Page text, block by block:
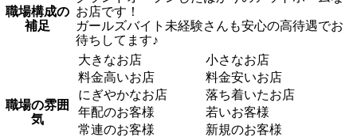
職場構成の
補足
お店です！
ガールズバイト未経験さんも安心の高待遇でお
待ちしてます♪
職場の雰囲
気
大きなお店
小さなお店
料金高いお店
料金安いお店
にぎやかなお店
落ち着いたお店
年配のお客様
若いお客様
常連のお客様
新規のお客様